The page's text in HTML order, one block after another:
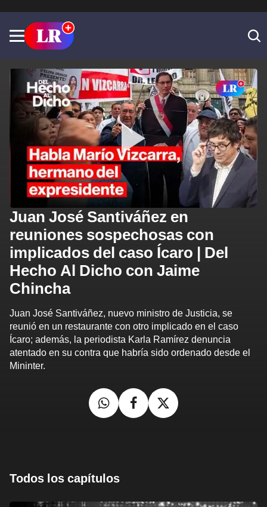
Juan José Santiváñez en
reuniones sospechosas con
implicados del caso Ícaro | Del
Hecho Al Dicho con Jaime
Chincha
Juan José Santiváñez, nuevo ministro de Justicia, se
reunió en un restaurante con otro implicado en el caso
Ícaro; además, la periodista Karla Ramírez denuncia
atentado en su contra que habría sido ordenado desde el
Mininter.
Todos los capítulos